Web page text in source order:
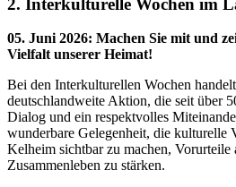
2. Interkulturelle Wochen im
05. Juni 2026: Machen Sie mit und
Vielfalt unserer Heimat!
Bei den Interkulturellen Wochen
deutschlandweite Aktion, die seit über
Dialog und ein respektvolles
wunderbare Gelegenheit, die kulturelle
Kelheim sichtbar zu machen, Vorurteile
Zusammenleben zu stärken.